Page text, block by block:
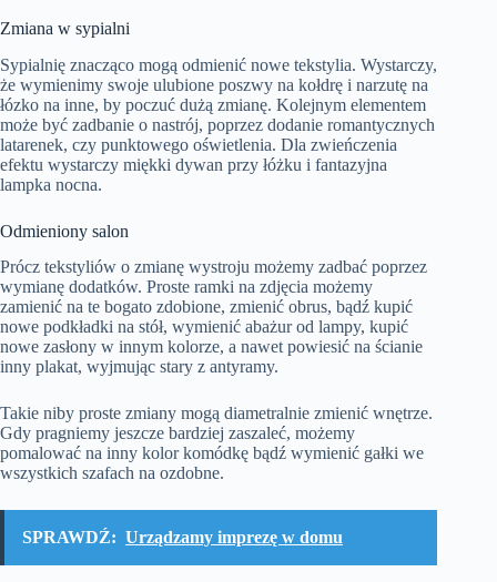
Zmiana w sypialni
Sypialnię znacząco mogą odmienić nowe tekstylia. Wystarczy,
że wymienimy swoje ulubione poszwy na kołdrę i narzutę na
łózko na inne, by poczuć dużą zmianę. Kolejnym elementem
może być zadbanie o nastrój, poprzez dodanie romantycznych
latarenek, czy punktowego oświetlenia. Dla zwieńczenia
efektu wystarczy miękki dywan przy łóżku i fantazyjna
lampka nocna.
Odmieniony salon
Prócz tekstyliów o zmianę wystroju możemy zadbać poprzez
wymianę dodatków. Proste ramki na zdjęcia możemy
zamienić na te bogato zdobione, zmienić obrus, bądź kupić
nowe podkładki na stół, wymienić abażur od lampy, kupić
nowe zasłony w innym kolorze, a nawet powiesić na ścianie
inny plakat, wyjmując stary z antyramy.
Takie niby proste zmiany mogą diametralnie zmienić wnętrze.
Gdy pragniemy jeszcze bardziej zaszaleć, możemy
pomalować na inny kolor komódkę bądź wymienić gałki we
wszystkich szafach na ozdobne.
SPRAWDŹ: Urządzamy imprezę w domu